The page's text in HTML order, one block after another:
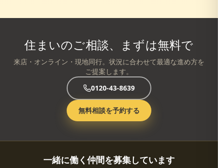
住まいのご相談、まずは無料で
来店・オンライン・現地同行。状況に合わせて最適な進め方を
ご提案します。
0120-43-8639
無料相談を予約する
一緒に働く仲間を募集しています